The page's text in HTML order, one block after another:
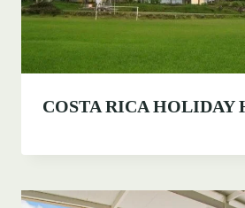
COSTA RICA HOLIDAY